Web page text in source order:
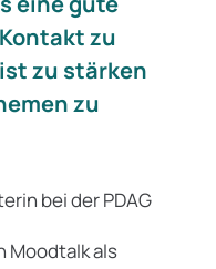
zu
zu stärken
zu
bei der PDAG
Moodtalk als